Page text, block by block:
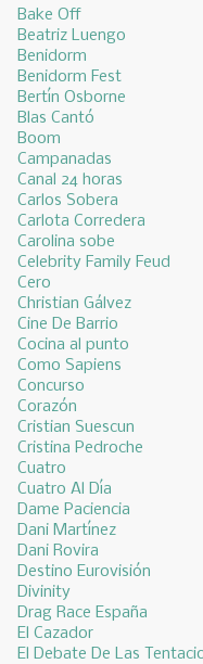
Bake Off
Beatriz Luengo
Benidorm
Benidorm Fest
Bertín Osborne
Blas Cantó
Boom
Campanadas
Canal 24 horas
Carlos Sobera
Carlota Corredera
Carolina sobe
Celebrity Family Feud
Cero
Christian Gálvez
Cine De Barrio
Cocina al punto
Como Sapiens
Concurso
Corazón
Cristian Suescun
Cristina Pedroche
Cuatro
Cuatro Al Día
Dame Paciencia
Dani Martínez
Dani Rovira
Destino Eurovisión
Divinity
Drag Race España
El Cazador
El Debate De Las